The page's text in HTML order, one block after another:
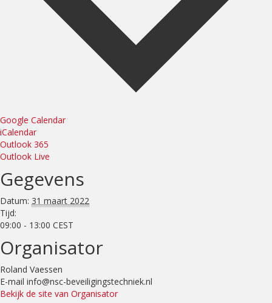
Google Calendar
iCalendar
Outlook 365
Outlook Live
Gegevens
Datum: 31 maart 2022
Tijd:
09:00 - 13:00 CEST
Organisator
Roland Vaessen
E-mail info@nsc-beveiligingstechniek.nl
Bekijk de site van Organisator